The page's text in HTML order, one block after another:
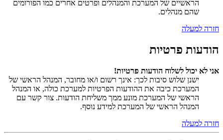
הראשיים של המערכת והמנהלים ופרטים אחרים כמו הפורומים
שהם מנהלים.
חזרה למעלה
הודעות פרטיות
אני לא יכול לשלוח הודעות פרטיות!
ישנן שלוש סיבות לכך: אינך רשום ו/או מחובר, המנהל הראשי של
המערכת כיבה את ההודעות הפרטיות למערכת כולה, או המנהל
הראשי של המערכת מונע ממך משליחת הודעות. צור קשר עם
המנהל הראשי של המערכת למידע נוסף.
חזרה למעלה